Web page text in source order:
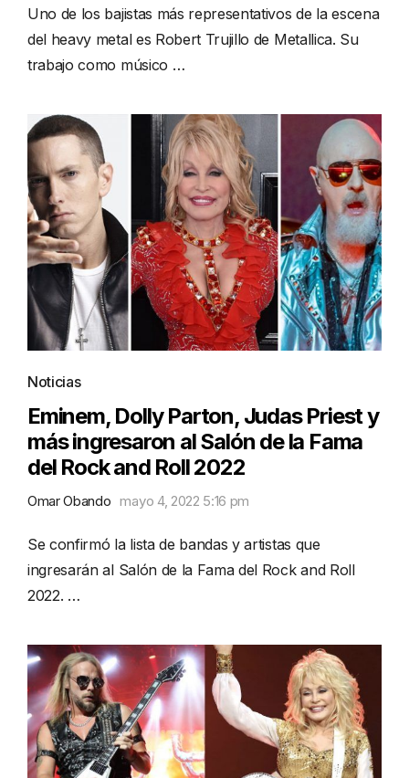
Uno de los bajistas más representativos de la escena
del heavy metal es Robert Trujillo de Metallica. Su
trabajo como músico …
Noticias
Eminem, Dolly Parton, Judas Priest y
más ingresaron al Salón de la Fama
del Rock and Roll 2022
Omar Obando mayo 4, 2022 5:16 pm
Se confirmó la lista de bandas y artistas que
ingresarán al Salón de la Fama del Rock and Roll
2022. …